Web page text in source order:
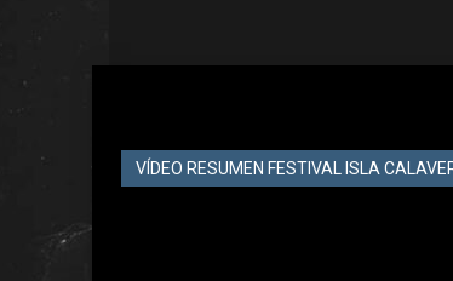
VÍDEO RESUMEN FESTIVAL ISLA